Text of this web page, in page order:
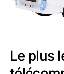
Le plus